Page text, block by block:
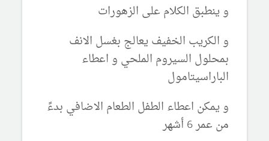
و ينطبق الكلام على الزهورات
و الكريب الخفيف يعالج بغسل الانف
بمحلول السيروم الملحي و اعطاء
الباراسيتامول
و يمكن اعطاء الطفل الطعام الاضافي بدءً
من عمر 6 أشهر